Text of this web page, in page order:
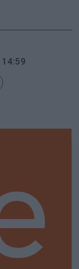
14:59